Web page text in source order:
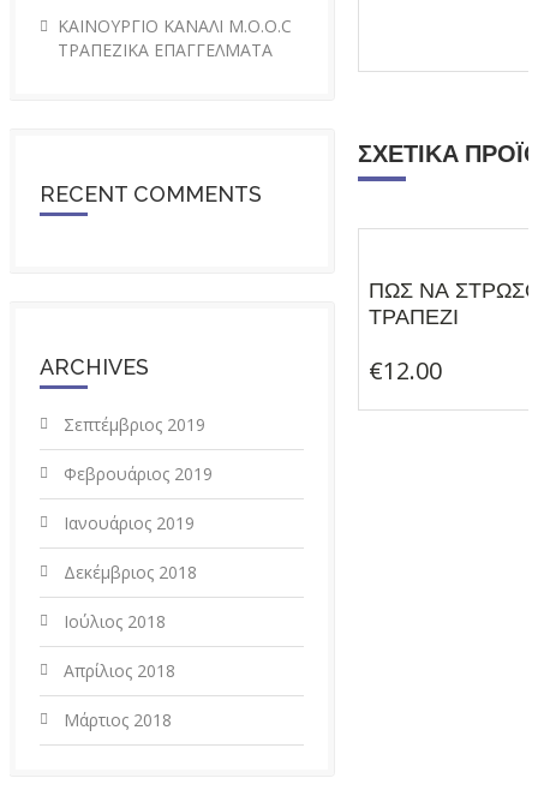
ΚΑΙΝΟΥΡΓΙΟ ΚΑΝΑΛΙ M.O.O.C
ΤΡΑΠΕΖΙΚΑ ΕΠΑΓΓΕΛΜΑΤΑ
RECENT COMMENTS
ARCHIVES
Σεπτέμβριος 2019
Φεβρουάριος 2019
Ιανουάριος 2019
Δεκέμβριος 2018
Ιούλιος 2018
Απρίλιος 2018
Μάρτιος 2018
ΣΧΕΤΙΚΆ
ΠΩΣ ΝΑ
ΤΡΑΠΕΖΙ
€12.00